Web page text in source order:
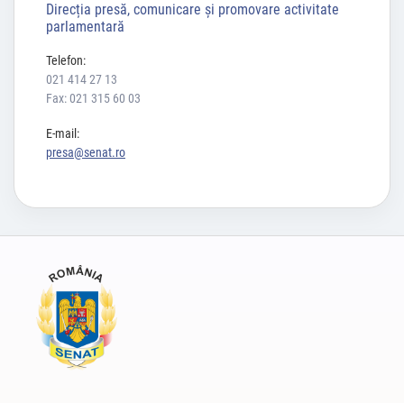
Direcția presă, comunicare și promovare activitate
parlamentară
Telefon:
021 414 27 13
Fax: 021 315 60 03
E-mail:
presa@senat.ro